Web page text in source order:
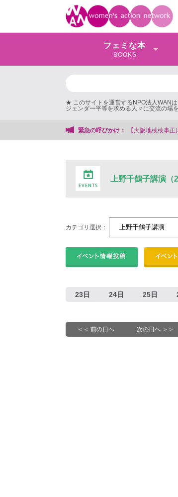
フェミな本
BOOKS
★ このサイトを運営するNPO法人WAN
ジェンダー平等を求める人々に交流の場
緊急の呼びかけ：
【大阪地検検事正による女性検事への性的暴行事件】 ◆女
上野千鶴子講演（
カテゴリ選択：
23日 24日 25日
＜＜ 前の日へ 次の日へ ＞＞